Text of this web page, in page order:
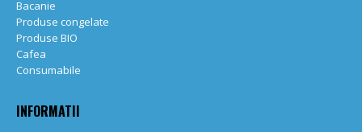
Bacanie
Produse congelate
Produse BIO
Cafea
Consumabile
INFORMATII